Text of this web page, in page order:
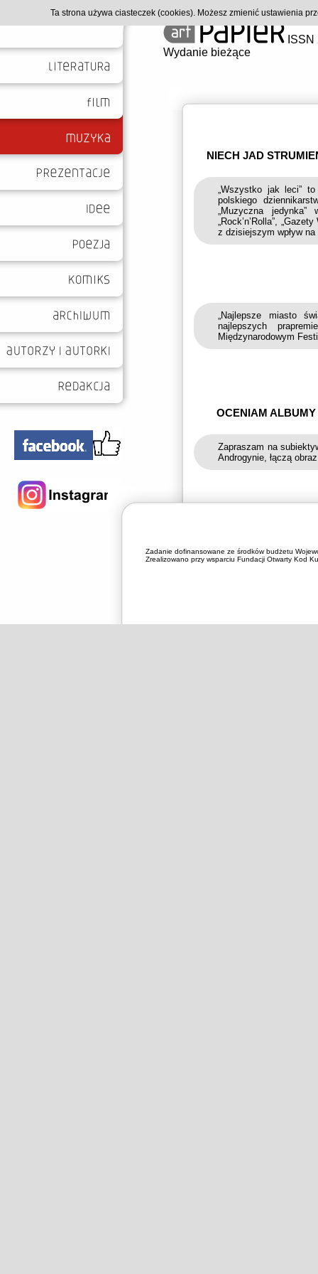
Wydanie bieżące
NIECH JAD
„Wszystko jak leci”
polskiego
„Muzyczna
„Rock’n’Rolla”,
z dzisiejszym wpływ
„Najlepsze miasto
najlepszych
Międzynarodowym
OCENIAM
Zapraszam na
Androgynie, łączą
Zadanie dofinansowane ze środków budżetu
Zrealizowano przy wsparciu Fundacji Otwarty Kod
Ta strona używa ciasteczek (cookies). Możesz zmienić ustawienia